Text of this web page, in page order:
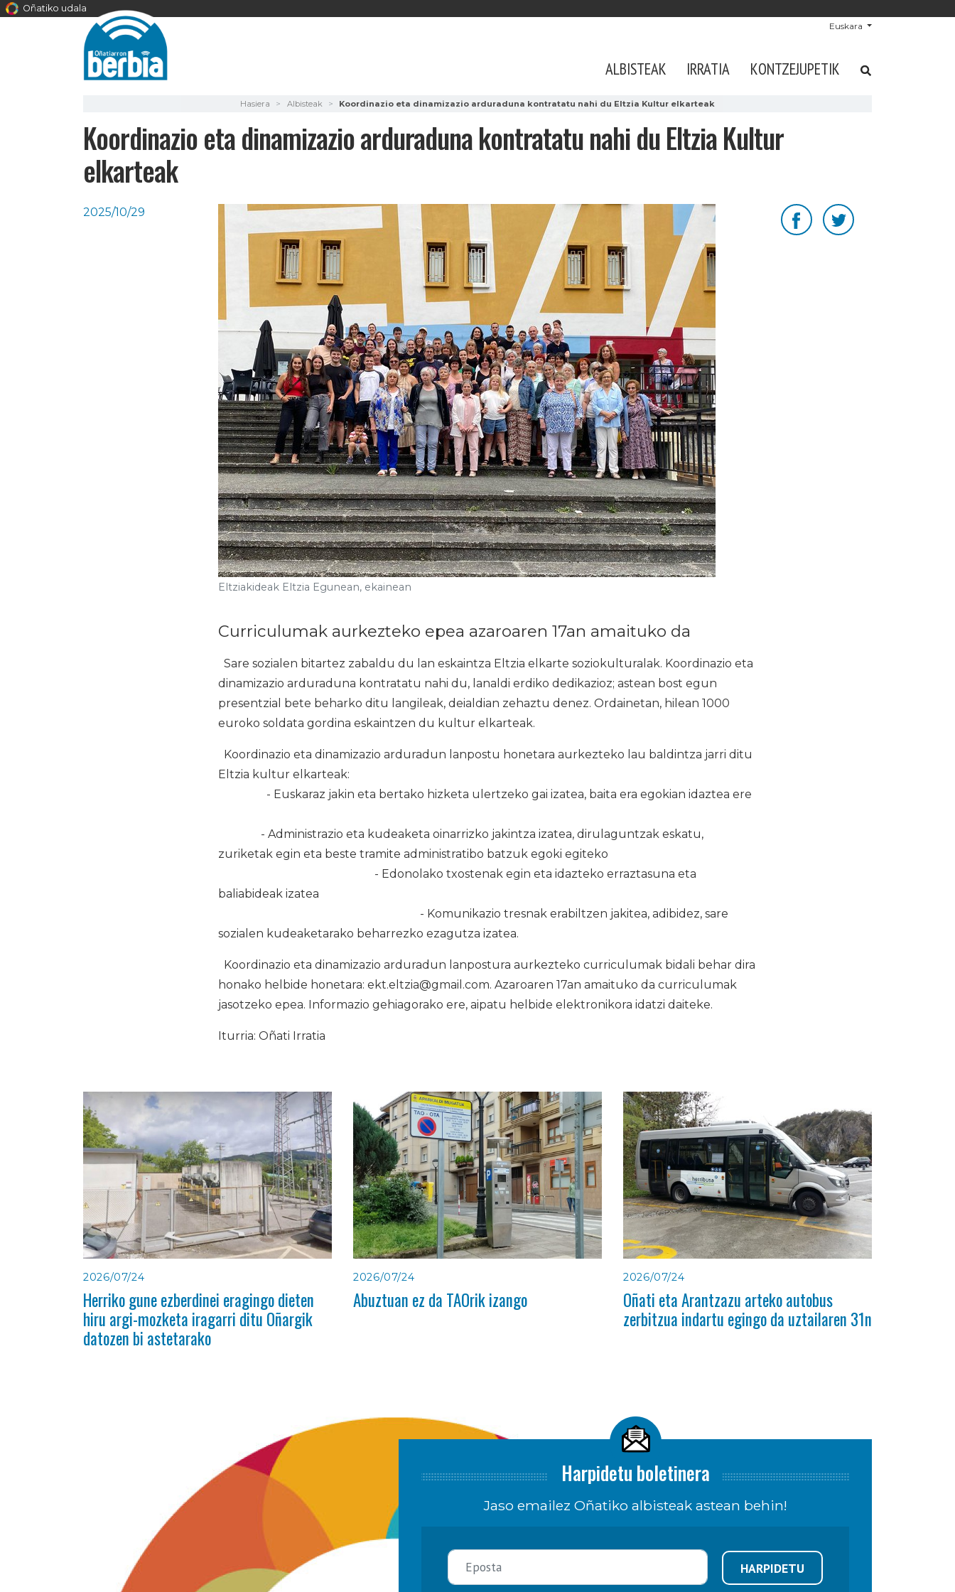
Oñatiko udala
Euskara
ALBISTEAK IRRATIA KONTZEJUPETIK
Hasiera Albisteak Koordinazio eta dinamizazio arduraduna kontratatu nahi du Eltzia Kultur elkarteak
Koordinazio eta dinamizazio arduraduna kontratatu nahi du Eltzia Kultur
elkarteak
2025/10/29
Eltziakideak Eltzia Egunean, ekainean
Curriculumak aurkezteko epea azaroaren 17an amaituko da
Sare sozialen bitartez zabaldu du lan eskaintza Eltzia elkarte soziokulturalak. Koordinazio eta
dinamizazio arduraduna kontratatu nahi du, lanaldi erdiko dedikazioz; astean bost egun
presentzial bete beharko ditu langileak, deialdian zehaztu denez. Ordainetan, hilean 1000
euroko soldata gordina eskaintzen du kultur elkarteak.
Koordinazio eta dinamizazio arduradun lanpostu honetara aurkezteko lau baldintza jarri ditu
Eltzia kultur elkarteak:
- Euskaraz jakin eta bertako hizketa ulertzeko gai izatea, baita era egokian idaztea ere
- Administrazio eta kudeaketa oinarrizko jakintza izatea, dirulaguntzak eskatu,
zuriketak egin eta beste tramite administratibo batzuk egoki egiteko
- Edonolako txostenak egin eta idazteko erraztasuna eta
baliabideak izatea
- Komunikazio tresnak erabiltzen jakitea, adibidez, sare
sozialen kudeaketarako beharrezko ezagutza izatea.
Koordinazio eta dinamizazio arduradun lanpostura aurkezteko curriculumak bidali behar dira
honako helbide honetara: ekt.eltzia@gmail.com. Azaroaren 17an amaituko da curriculumak
jasotzeko epea. Informazio gehiagorako ere, aipatu helbide elektronikora idatzi daiteke.
Iturria: Oñati Irratia
2026/07/24
Herriko gune ezberdinei eragingo dieten
hiru argi-mozketa iragarri ditu Oñargik
datozen bi astetarako
2026/07/24
Abuztuan ez da TAOrik izango
2026/07/24
Oñati eta Arantzazu arteko autobus
zerbitzua indartu egingo da uztailaren 31n
Harpidetu boletinera
Jaso emailez Oñatiko albisteak astean behin!
HARPIDETU